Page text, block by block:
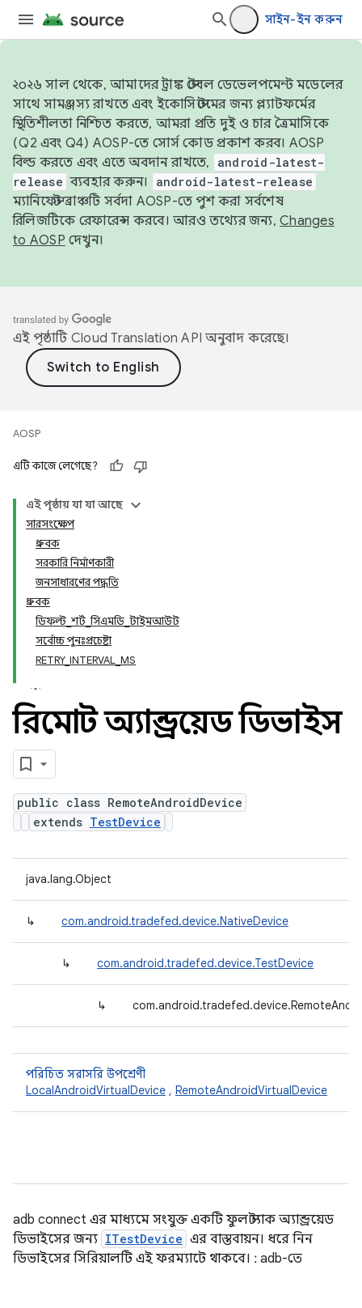
সাইন-ইন করুন
২০২৬ সাল থেকে, আমাদের ট্রাঙ্ক স্টেবল ডেভেলপমেন্ট মডেলের
সাথে সামঞ্জস্য রাখতে এবং ইকোসিস্টেমের জন্য প্ল্যাটফর্মের
স্থিতিশীলতা নিশ্চিত করতে, আমরা প্রতি দুই ও চার ত্রৈমাসিকে
(Q2 এবং Q4) AOSP-তে সোর্স কোড প্রকাশ করব। AOSP
বিল্ড করতে এবং এতে অবদান রাখতে,
android-latest-
release ব্যবহার করুন। android-latest-release
ম্যানিফেস্ট ব্রাঞ্চটি সর্বদা AOSP-তে পুশ করা সর্বশেষ
রিলিজটিকে রেফারেন্স করবে। আরও তথ্যের জন্য, Changes
to AOSP দেখুন।
এই পৃষ্ঠাটি Cloud Translation API অনুবাদ করেছে।
AOSP
এটি কাজে লেগেছে?
এই পৃষ্ঠায় যা যা আছে
সারসংক্ষেপ
ধ্রুবক
সরকারি নির্মাণকারী
জনসাধারণের পদ্ধতি
ধ্রুবক
ডিফল্ট শর্ট _সিএমডি টাইমআউট
সর্বোচ্চ পুনঃপ্রচেষ্টা
RETRY_ INTERVAL MS
রিমোট অ্যান্ড্রয়েড ডিভাইস
public class RemoteAndroidDevice
extends TestDevice
java.lang.Object
↳ com.android.tradefed.device.NativeDevice
↳ com.android.tradefed.device.TestDevice
↳
পরিচিত সরাসরি উপশ্রেণী
LocalAndroidVirtualDevice , RemoteAndroidVirtualDevice
adb connect এর মাধ্যমে সংযুক্ত একটি ফুল স্ট্যাক অ্যান্ড্রয়েড
ডিভাইসের জন্য ITestDevice এর বাস্তবায়ন। ধরে নিন
ডিভাইসের সিরিয়ালটি এই ফরম্যাটে থাকবে। : adb-তে